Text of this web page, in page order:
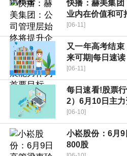
快播：赫美集
业内在价值和可
[06-11]
又一年高考结
来可期|每日速读
[06-11]
每日速看!股票
2）6月10日主
[06-10]
小崧股份：6月
800股